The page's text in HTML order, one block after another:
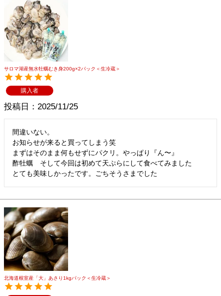
サロマ湖産無水牡蠣むき身200g×2パック＜生冷蔵＞
購入者
投稿日 2025/11/25
間違いない。
お知らせが来ると買ってしまう笑
まずはそのまま何もせずにパクリ。やっぱり『ん〜』
酢牡蠣　そして今回は初めて天ぷらにして食べてみました
とても美味しかったです。ごちそうさまでした
北海道根室産「大」あさり1kgパック＜生冷蔵＞